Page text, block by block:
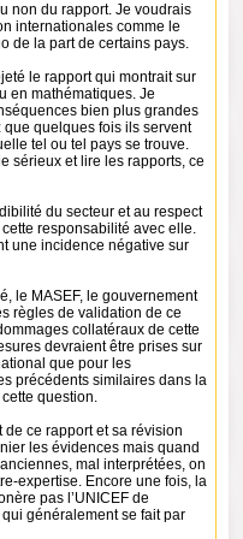
non du rapport. Je voudrais
internationales comme le
de la part de certains pays.
le rapport qui montrait sur
en mathématiques. Je
bien plus grandes
quelques fois ils servent
tel ou tel pays se trouve.
sérieux et lire les rapports, ce
du secteur et au respect
responsabilité avec elle.
une incidence négative sur
le MASEF, le gouvernement
règles de validation de ce
collatéraux de cette
devraient être prises sur
que pour les
précédents similaires dans la
question.
ce rapport et sa révision
les évidences mais quand
mal interprétées, on
expertise. Encore une fois, la
pas l’UNICEF de
généralement se fait par